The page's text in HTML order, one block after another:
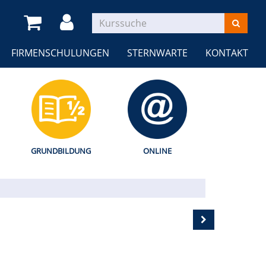
FIRMENSCHULUNGEN STERNWARTE KONTAKT
GRUNDBILDUNG ONLINE